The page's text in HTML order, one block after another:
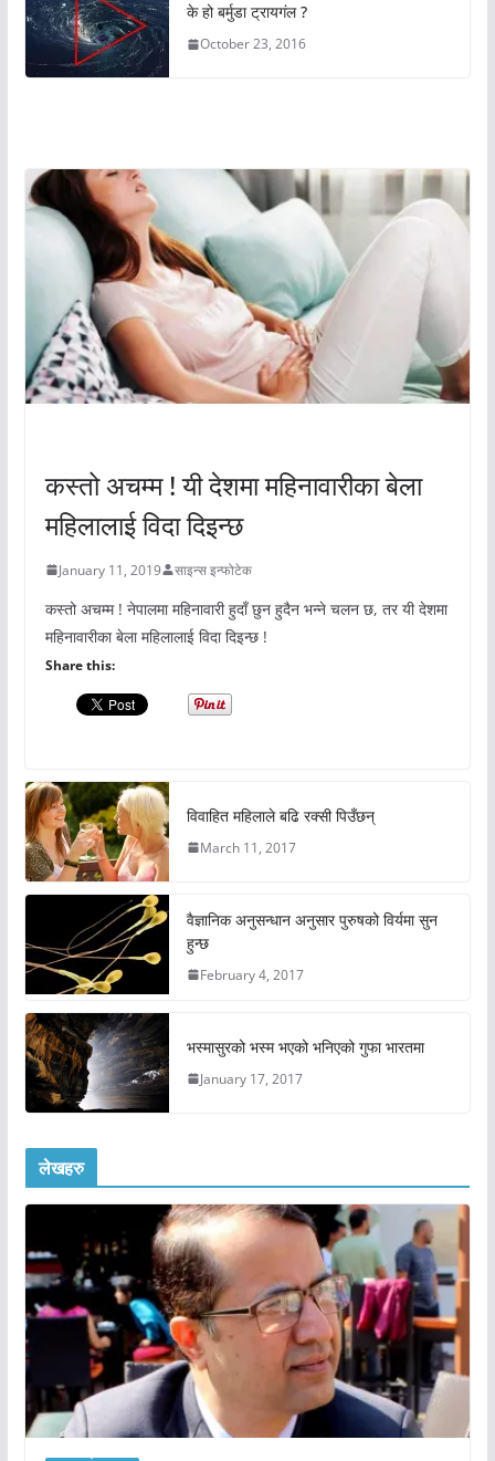
के हो बर्मुडा ट्रायगंल ?
October 23, 2016
कस्तो अचम्म ! यी देशमा महिनावारीका बेला
महिलालाई विदा दिइन्छ
January 11, 2019 साइन्स इन्फोटेक
कस्तो अचम्म ! नेपालमा महिनावारी हुदाँ छुन हुदैन भन्ने चलन छ, तर यी देशमा
महिनावारीका बेला महिलालाई विदा दिइन्छ !
Share this:
विवाहित महिलाले बढि रक्सी पिउँछन्
March 11, 2017
वैज्ञानिक अनुसन्धान अनुसार पुरुषको विर्यमा सुन
हुन्छ
February 4, 2017
भस्मासुरको भस्म भएको भनिएको गुफा भारतमा
January 17, 2017
लेखहरु